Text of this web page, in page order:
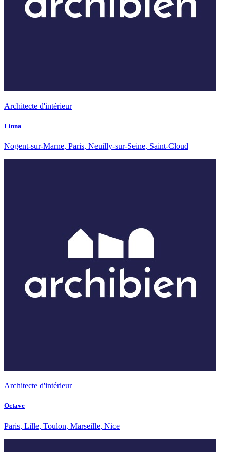
Architecte d'intérieur
Linna
Nogent-sur-Marne, Paris, Neuilly-sur-Seine, Saint-Cloud
Architecte d'intérieur
Octave
Paris, Lille, Toulon, Marseille, Nice